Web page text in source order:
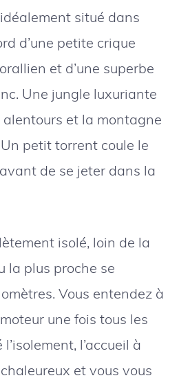
situé dans
d’une petite crique
et d’une superbe
Une jungle luxuriante
alentours et la montagne
petit torrent coule le
de se jeter dans la
isolé, loin de la
la plus proche se
Vous entendez à
une fois tous les
l’accueil à
et vous vous